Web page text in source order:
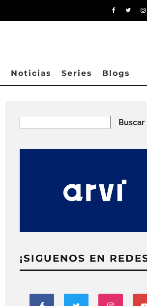
Noticias Series Blogs
Buscar
¡SIGUENOS EN